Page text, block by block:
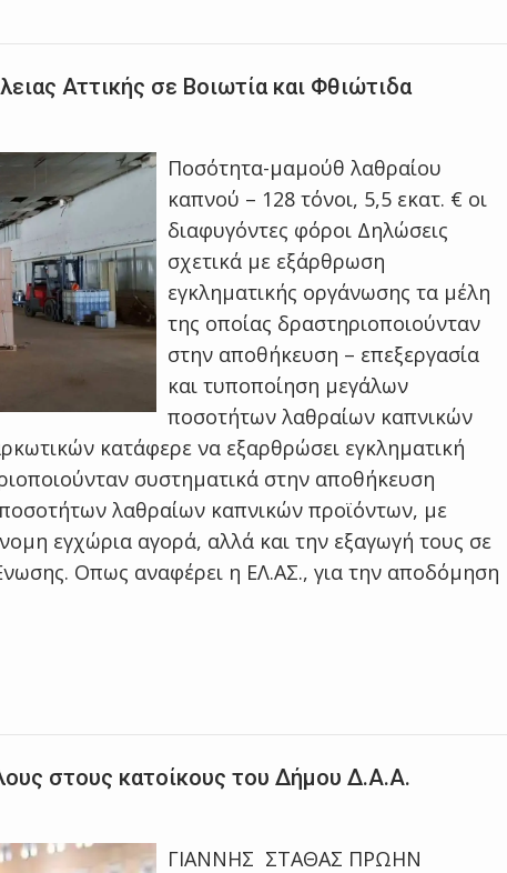
Αττικής σε Βοιωτία και Φθιώτιδα
Ποσότητα-μαμούθ λαθραίου
καπνού – 128 τόνοι, 5,5 εκατ. € οι
διαφυγόντες φόροι Δηλώσεις
σχετικά με εξάρθρωση
εγκληματικής οργάνωσης τα μέλη
της οποίας δραστηριοποιούνταν
στην αποθήκευση – επεξεργασία
και τυποποίηση μεγάλων
ποσοτήτων λαθραίων καπνικών
κατάφερε να εξαρθρώσει εγκληματική
συστηματικά στην αποθήκευση
λαθραίων καπνικών προϊόντων, με
εγχώρια αγορά, αλλά και την εξαγωγή τους σε
Οπως αναφέρει η ΕΛ.ΑΣ., για την αποδόμηση
στους κατοίκους του Δήμου Δ.Α.Α.
ΓΙΑΝΝΗΣ ΣΤΑΘΑΣ ΠΡΩΗΝ